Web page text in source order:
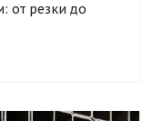
от резки до